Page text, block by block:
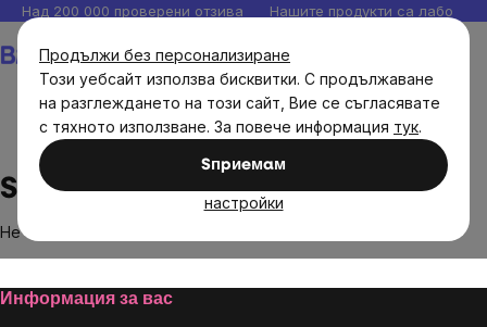
Продължи без персонализиране
Този уебсайт използва бисквитки. С продължаване
на разглеждането на този сайт, Вие се съгласявате
с тяхното използване. За повече информация тук.
Sпpиeмaм
настройки
Прескочи
към
съдържанието
Над 200 000 проверени отзива Нашите продукти са
Skinners
Не са намерени стоки на марката
Footer
Информация за вас